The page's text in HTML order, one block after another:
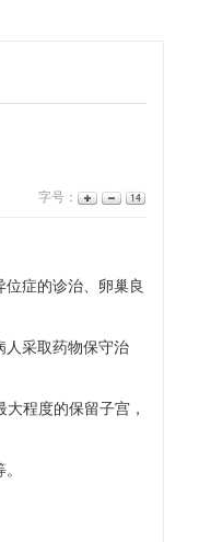
字号：
症的诊治、卵巢良
采取药物保守治
程度的保留子宫，